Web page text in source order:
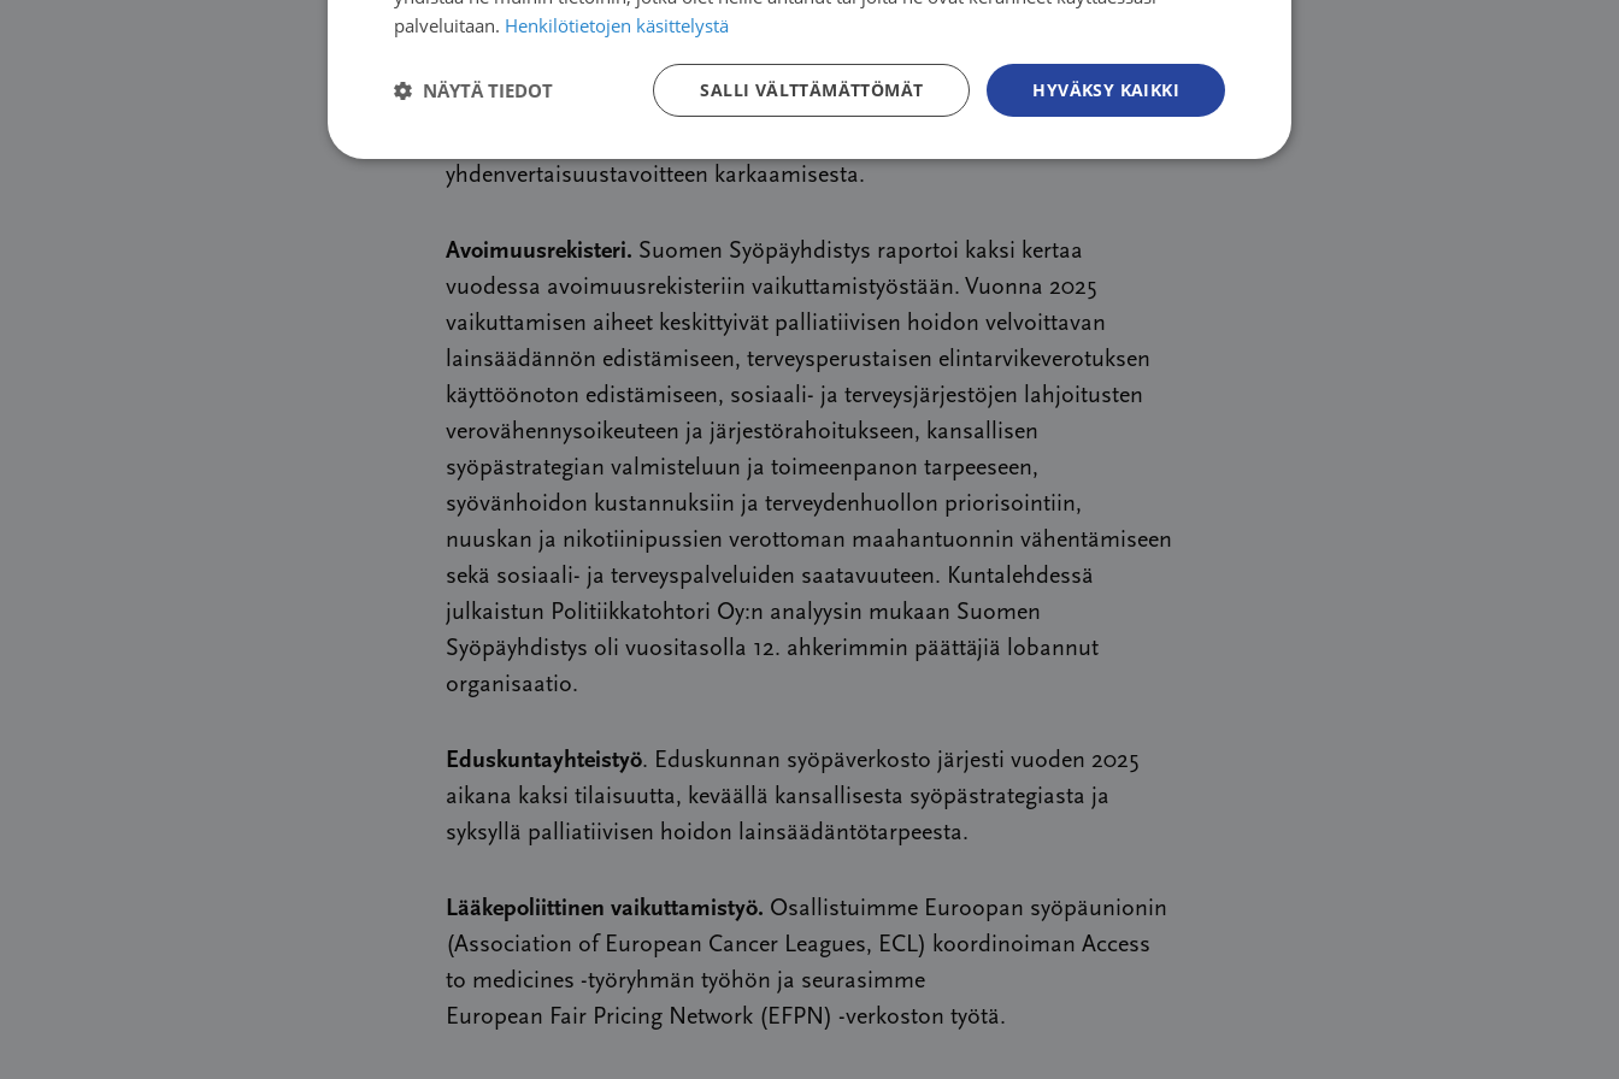
osallistui järjestöjen yhteiseen, ehdotettua 100 miljoonan lisäleikkausta
vastustavaan mielenosoitukseen teemalla ”Ei käy!”. Valtuuskunta ja
hallitus ottivat vuoden aikana yhdessä kantaa syöpään sairastuneiden
yhdenvertaisuustavoitteen karkaamisesta.
Avoimuusrekisteri. Suomen Syöpäyhdistys raportoi kaksi kertaa
vuodessa avoimuusrekisteriin vaikuttamistyöstään. Vuonna 2025
vaikuttamisen aiheet keskittyivät palliatiivisen hoidon velvoittavan
lainsäädännön edistämiseen, terveysperustaisen elintarvikeverotuksen
käyttöönoton edistämiseen, sosiaali- ja terveysjärjestöjen lahjoitusten
verovähennysoikeuteen ja järjestörahoitukseen, kansallisen
syöpästrategian valmisteluun ja toimeenpanon tarpeeseen,
syövänhoidon kustannuksiin ja terveydenhuollon priorisointiin,
nuuskan ja nikotiinipussien verottoman maahantuonnin vähentämiseen
sekä sosiaali- ja terveyspalveluiden saatavuuteen. Kuntalehdessä
julkaistun Politiikkatohtori Oy:n analyysin mukaan Suomen
Syöpäyhdistys oli vuositasolla 12. ahkerimmin päättäjiä lobannut
organisaatio.
Eduskuntayhteistyö. Eduskunnan syöpäverkosto järjesti vuoden 2025
aikana kaksi tilaisuutta, keväällä kansallisesta syöpästrategiasta ja
syksyllä palliatiivisen hoidon lainsäädäntötarpeesta.
Lääkepoliittinen vaikuttamistyö. Osallistuimme Euroopan syöpäunionin
(Association of European Cancer Leagues, ECL) koordinoiman Access
to medicines -työryhmän työhön ja seurasimme
European Fair Pricing Network (EFPN) -verkoston työtä.
palveluitaan. Henkilötietojen käsittelystä
HYVÄKSY KAIKKI
SALLI VÄLTTÄMÄTTÖMÄT
NÄYTÄ TIEDOT